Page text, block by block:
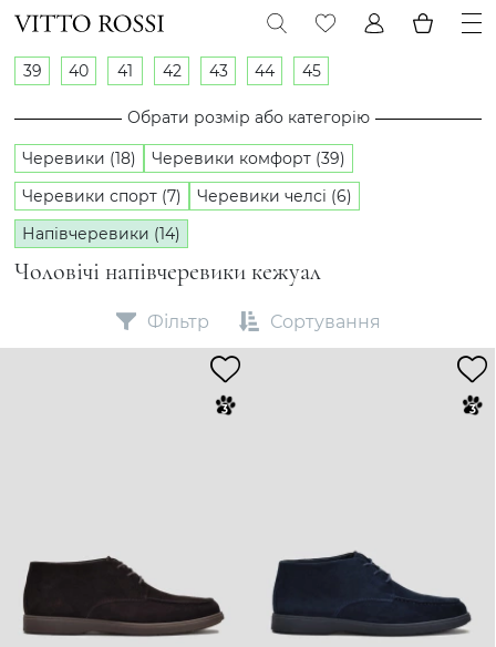
Чоловічі напівчеревики кежуал
39 40 41 42 43 44 45
Обрати розмір або категорію
Черевики (18)
Черевики комфорт (39)
Черевики спорт (7)
Черевики челсі (6)
Напівчеревики (14)
Фільтр Сортування